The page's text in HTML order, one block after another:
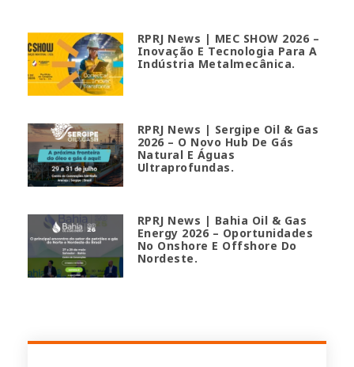
RPRJ News | MEC SHOW 2026 –
Inovação E Tecnologia Para A
Indústria Metalmecânica.
RPRJ News | Sergipe Oil & Gas
2026 – O Novo Hub De Gás
Natural E Águas
Ultraprofundas.
RPRJ News | Bahia Oil & Gas
Energy 2026 – Oportunidades
No Onshore E Offshore Do
Nordeste.